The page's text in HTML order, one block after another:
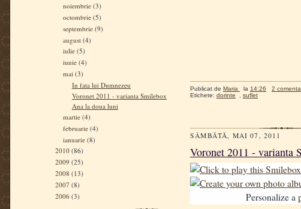
noiembrie (3)
octombrie (5)
septembrie (9)
august (4)
iulie (5)
iunie (4)
mai (3)
In fata lui Dumnezeu
Voronet 2011 - varianta Smilebox
Ana la doua luni
martie (4)
februarie (4)
ianuarie (8)
2010 (86)
2009 (25)
2008 (13)
2007 (8)
2006 (3)
Publicat de Maria la 14:26
2
Etichete: dorinte , suflet
SÂMBĂTĂ, MAI 07, 2011
Voronet 2011 - varianta
Personalize a